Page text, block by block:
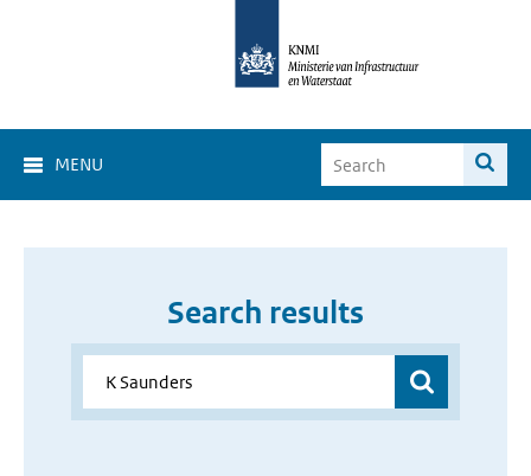
MENU
Search results